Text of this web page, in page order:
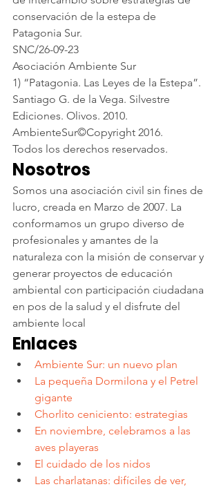
conservación de la estepa de
Patagonia Sur.
SNC/26-09-23
Asociación Ambiente Sur
1) “Patagonia. Las Leyes de la Estepa”.
Santiago G. de la Vega. Silvestre
Ediciones. Olivos. 2010.
AmbienteSur©Copyright 2016.
Todos los derechos reservados.
Nosotros
Somos una asociación civil sin fines de
lucro, creada en Marzo de 2007. La
conformamos un grupo diverso de
profesionales y amantes de la
naturaleza con la misión de conservar y
generar proyectos de educación
ambiental con participación ciudadana
en pos de la salud y el disfrute del
ambiente local
Enlaces
Ambiente Sur: un nuevo plan
La pequeña Dormilona y el Petrel
gigante
Chorlito ceniciento: estrategias
En noviembre, celebramos a las
aves playeras
El cuidado de los nidos
Las charlatanas: difíciles de ver,